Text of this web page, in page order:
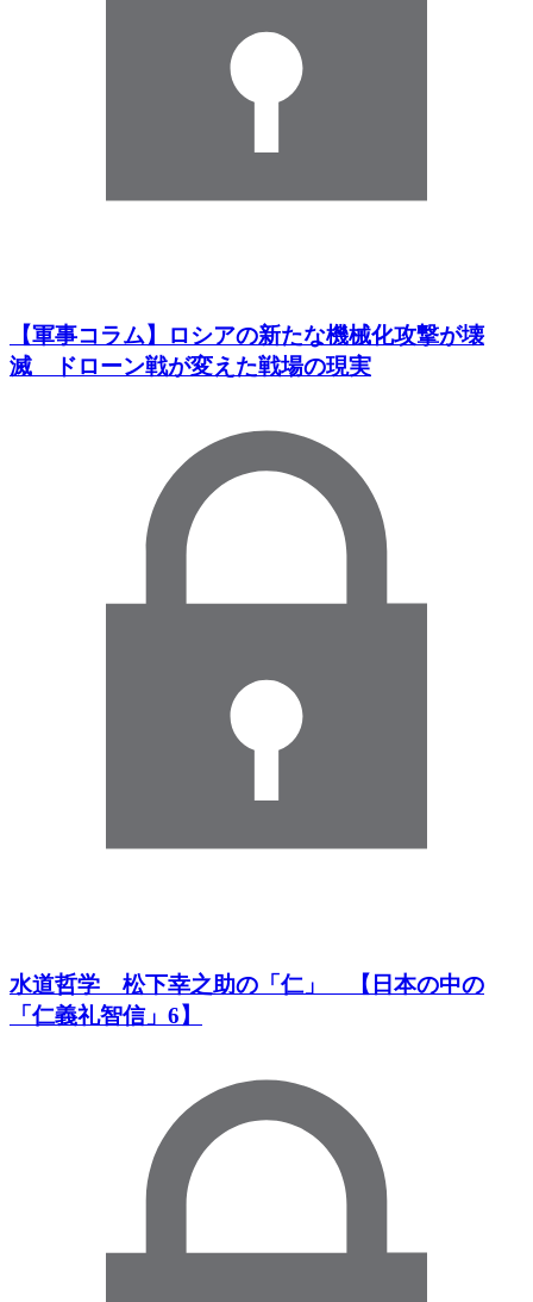
【軍事コラム】ロシアの新たな機械化攻撃が壊
滅 ドローン戦が変えた戦場の現実
水道哲学 松下幸之助の「仁」 【日本の中の
「仁義礼智信」6】